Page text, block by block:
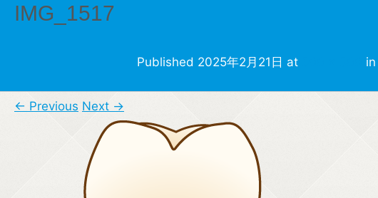
IMG_1517
Published 2025年2月21日 at in
← Previous Next →